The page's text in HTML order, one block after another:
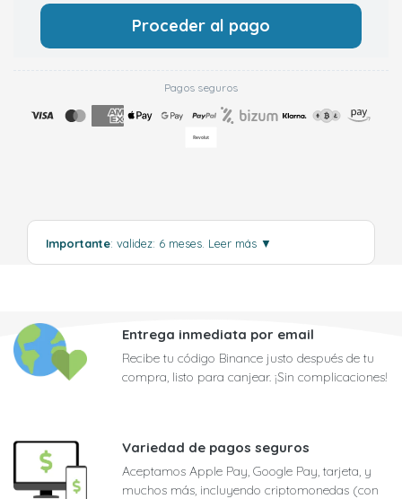
Proceder al pago
Pagos seguros
Importante: validez: 6 meses. Leer más ▼
Entrega inmediata por email
Recibe tu código Binance justo después de tu
compra, listo para canjear. ¡Sin complicaciones!
Variedad de pagos seguros
Aceptamos Apple Pay, Google Pay, tarjeta, y
muchos más, incluyendo criptomonedas (con